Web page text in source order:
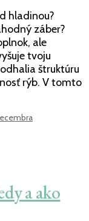
hladinou?
záber?
ale
tvoju
štruktúru
rýb. V tomto
a ako